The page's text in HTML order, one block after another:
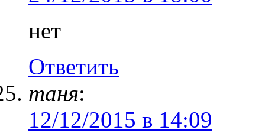
нет
Ответить
таня:
12/12/2015 в 14:09